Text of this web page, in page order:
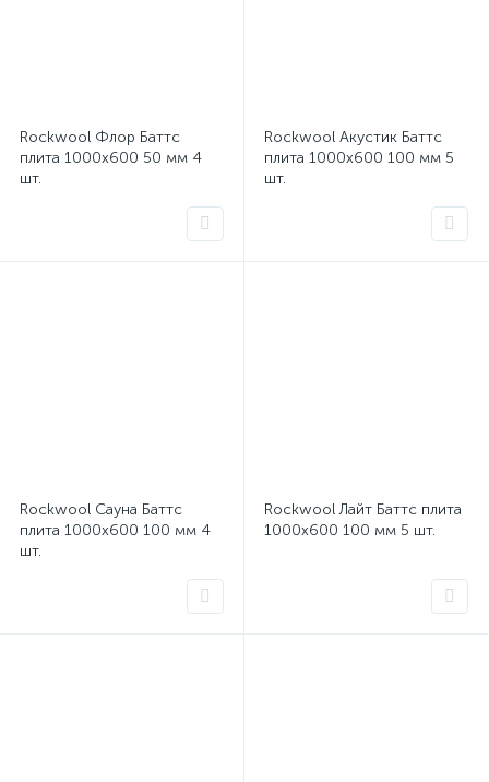
Rockwool Флор Баттс
плита 1000x600 50 мм 4
шт.
Rockwool Акустик Баттс
плита 1000x600 100 мм 5
шт.
Rockwool Сауна Баттс
плита 1000x600 100 мм 4
шт.
Rockwool Лайт Баттс плита
1000x600 100 мм 5 шт.